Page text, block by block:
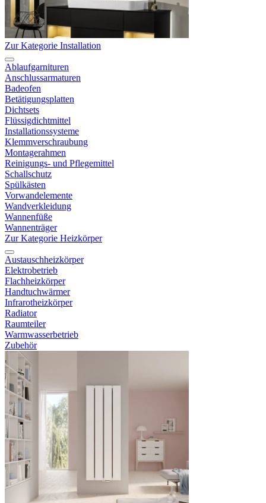
Zur Kategorie Installation
Ablaufgarnituren
Anschlussarmaturen
Badeofen
Betätigungsplatten
Dichtsets
Flüssigdichtmittel
Installationssysteme
Klemmverschraubung
Montagerahmen
Reinigungs- und Pflegemittel
Schallschutz
Spülkästen
Vorwandelemente
Wandverkleidung
Wannenfüße
Wannenträger
Zur Kategorie Heizkörper
Austauschheizkörper
Elektrobetrieb
Flachheizkörper
Handtuchwärmer
Infrarotheizkörper
Radiator
Raumteiler
Warmwasserbetrieb
Zubehör